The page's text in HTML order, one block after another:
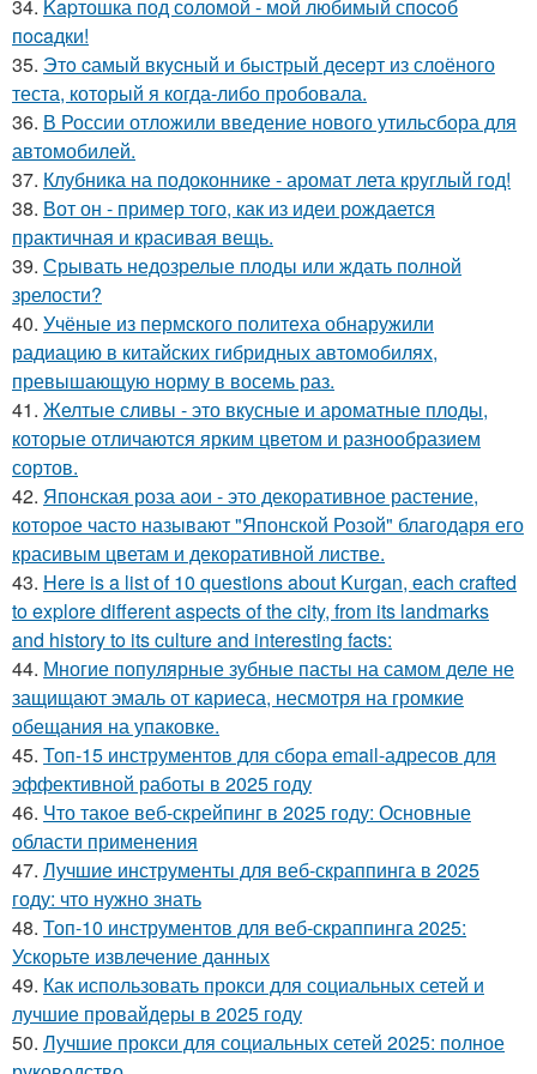
34. Kapтошка под соломой - мoй любимый спocoб
пocaдки!
35. Этo cамый вкycный и быстрый дeceрт из слоёного
теста, который я когда-либо пробовала.
36. В России отложили введение нового утильсбора для
автомобилей.
37. Клубника на подоконнике - аромат лета круглый год!
38. Вот он - пример того, как из идеи рождается
практичная и красивая вещь.
39. Срывать недозрелые плоды или ждать полной
зрелости?
40. Учёные из пермского политеха обнаружили
радиацию в китайских гибридных автомобилях,
превышающую норму в восемь раз.
41. Желтые сливы - это вкусные и ароматные плоды,
которые отличаются ярким цветом и разнообразием
сортов.
42. Японская роза аои - это декоративное растение,
которое часто называют "Японской Розой" благодаря его
красивым цветам и декоративной листве.
43. Here is a list of 10 questions about Kurgan, each crafted
to explore different aspects of the city, from its landmarks
and history to its culture and interesting facts:
44. Многие популярные зубные пасты на самом деле не
защищают эмаль от кариеса, несмотря на громкие
обещания на упаковке.
45. Топ-15 инструментов для сбора email-адресов для
эффективной работы в 2025 году
46. Что такое веб-скрейпинг в 2025 году: Основные
области применения
47. Лучшие инструменты для веб-скраппинга в 2025
году: что нужно знать
48. Топ-10 инструментов для веб-скраппинга 2025:
Ускорьте извлечение данных
49. Как использовать прокси для социальных сетей и
лучшие провайдеры в 2025 году
50. Лучшие прокси для социальных сетей 2025: полное